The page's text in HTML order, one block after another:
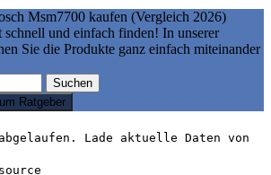
Msm7700 kaufen (Vergleich 2026)
schnell und einfach finden! In unserer
Sie die Produkte ganz einfach miteinander
Suchen
Ratgeber
Lade aktuelle Daten von